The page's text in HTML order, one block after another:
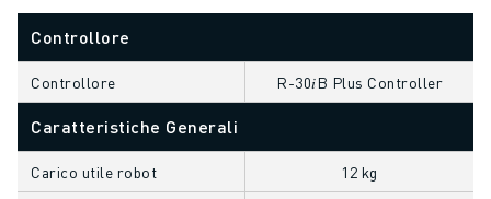
RETTIFICA CNC
FRESATURA CNC
TORNITURA CNC
STAMPAGGIO A INIEZIONE
ASSERVIMENTO MACCHINA
MOVIMENTAZIONE DEI MATERIALI
Controllore
Controllore R-30𝑖B Plus Controller
Caratteristiche Generali
Carico utile robot 12 kg